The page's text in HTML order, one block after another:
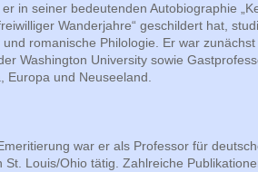
in seiner bedeutenden Autobiographie
Wanderjahre“ geschildert hat,
romanische Philologie. Er war
Washington University sowie
Europa und Neuseeland.
war er als Professor für
St. Louis/Ohio tätig. Zahlreiche